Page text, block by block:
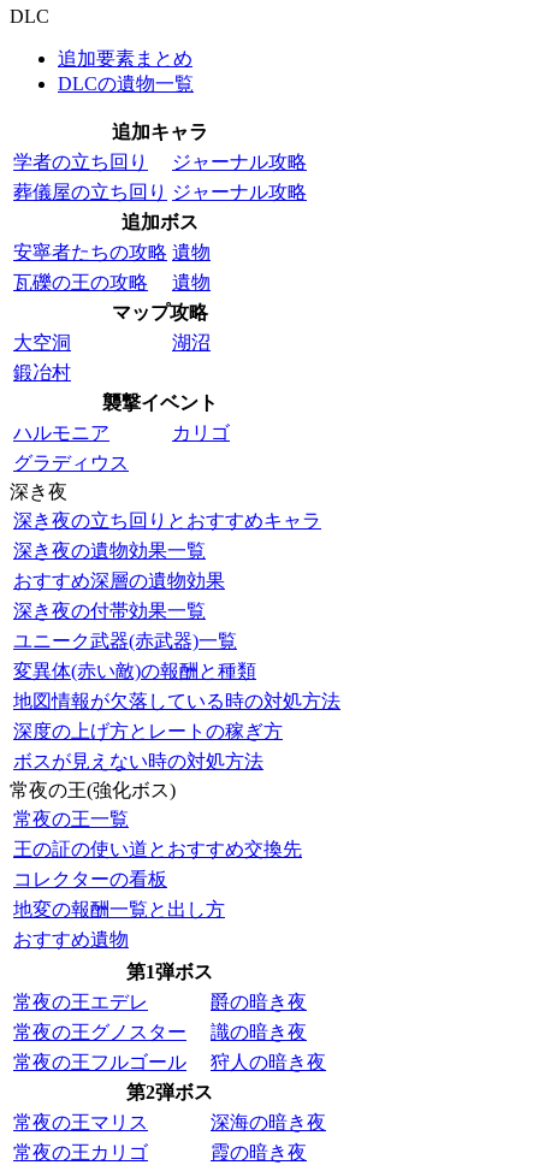
DLC
追加要素まとめ
DLCの遺物一覧
追加キャラ
学者の立ち回り
ジャーナル攻略
葬儀屋の立ち回り ジャーナル攻略
追加ボス
安寧者たちの攻略 遺物
瓦礫の王の攻略
遺物
マップ攻略
大空洞
湖沼
鍛冶村
襲撃イベント
ハルモニア
カリゴ
グラディウス
深き夜
深き夜の立ち回りとおすすめキャラ
深き夜の遺物効果一覧
おすすめ深層の遺物効果
深き夜の付帯効果一覧
ユニーク武器(赤武器)一覧
変異体(赤い敵)の報酬と種類
地図情報が欠落している時の対処方法
深度の上げ方とレートの稼ぎ方
ボスが見えない時の対処方法
常夜の王(強化ボス)
常夜の王一覧
王の証の使い道とおすすめ交換先
コレクターの看板
地変の報酬一覧と出し方
おすすめ遺物
第1弾ボス
常夜の王エデレ
爵の暗き夜
常夜の王グノスター
識の暗き夜
常夜の王フルゴール
狩人の暗き夜
第2弾ボス
常夜の王マリス
深海の暗き夜
常夜の王カリゴ
霞の暗き夜